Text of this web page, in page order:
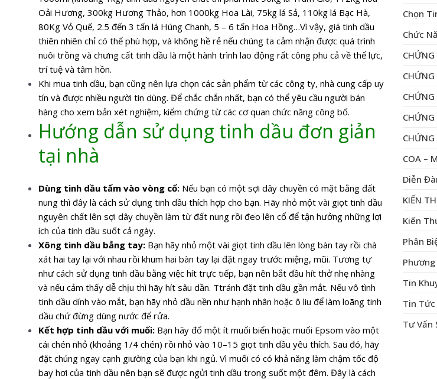
Oải Hương, 300kg Hương Thảo, hơn 1000kg Hoa Lài, 75kg lá Sả, 110kg lá Bạc Hà,
80Kg Vỏ Quế, 2.5 đến 3 tấn lá Húng Chanh, 5 – 6 tấn Hoa Hồng…Vì vậy, giá tinh dầu
thiên nhiên chỉ có thể phù hợp, và không hề rẻ nếu chúng ta cảm nhận được quá trình
nuôi trồng và chưng cất tinh dầu là một hành trình lao động rất công phu cả về thể lực,
trí tuệ và tâm hồn.
Khi mua tinh dầu, bạn cũng nên lựa chọn các sản phẩm từ các công ty, nhà cung cấp uy
tín và được nhiều người tin dùng. Để chắc chắn nhất, bạn có thể yêu cầu người bán
hàng cho xem bản xét nghiệm, kiểm chứng từ các cơ quan chức năng công bố.
Hướng dẫn sử dụng tinh dầu đơn giản
tại nhà
Dùng tinh dầu tẩm vào vòng cổ: Nếu bạn có một sợi dây chuyền có mặt bằng đất
nung thì đây là cách sử dụng tinh dầu thích hợp cho bạn. Hãy nhỏ một vài giọt tinh dầu
nguyên chất lên sợi dây chuyền làm từ đất nung rồi đeo lên cổ để tận hưởng những lợi
ích của tinh dầu suốt cả ngày.
Xông tinh dầu bằng tay: Bạn hãy nhỏ một vài giọt tinh dầu lên lòng bàn tay rồi chà
xát hai tay lại với nhau rồi khum hai bàn tay lại đặt ngay trước miệng, mũi. Tương tự
như cách sử dụng tinh dầu bằng việc hít trực tiếp, bạn nên bắt đầu hít thở nhẹ nhàng
và nếu cảm thấy dễ chịu thì hãy hít sâu dần. Ttránh đặt tinh dầu gần mắt. Nếu vô tình
tinh dầu dính vào mắt, bạn hãy nhỏ dầu nền như hạnh nhân hoặc ô liu để làm loãng tinh
dầu chứ đừng dùng nước để rửa.
Kết hợp tinh dầu với muối: Bạn hãy đổ một ít muối biển hoặc muối Epsom vào một
cái chén nhỏ (khoảng 1/4 chén) rồi nhỏ vào 10–15 giọt tinh dầu yêu thích. Sau đó, hãy
đặt chúng ngay cạnh giường của bạn khi ngủ. Vì muối có có khả năng làm chậm tốc độ
bay hơi của tinh dầu nên bạn sẽ được ngửi tinh dầu trong suốt một đêm. Đây là cách
Chọn
Chức
COA –
Diễn
KIẾN
Kiến
Phân
Tin
Tin Tức
Tư Vấn